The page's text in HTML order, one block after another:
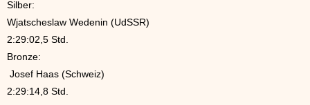
Silber:
Wjatscheslaw Wedenin (UdSSR)
2:29:02,5 Std.
Bronze:
Josef Haas (Schweiz)
2:29:14,8 Std.